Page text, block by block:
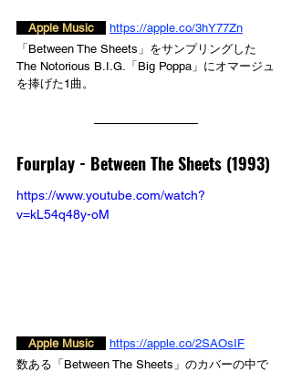
Apple Music
https://apple.co/3hY77Zn
「Between The Sheets」をサンプリングした
The Notorious B.I.G.「Big Poppa」にオマージュ
を捧げた1曲。
Fourplay - Between The Sheets (1993)
https://www.youtube.com/watch?
v=kL54q48y-oM
Apple Music
https://apple.co/2SAOsIF
数ある「Between The Sheets」のカバーの中で